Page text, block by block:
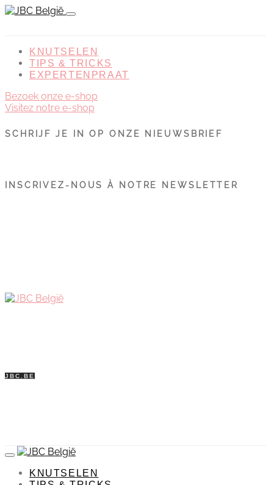
KNUTSELEN
TIPS & TRICKS
EXPERTENPRAAT
Bezoek onze e-shop
Visitez notre e-shop
SCHRIJF JE IN OP ONZE NIEUWSBRIEF
INSCRIVEZ-NOUS À NOTRE NEWSLETTER
JBC.BE
KNUTSELEN